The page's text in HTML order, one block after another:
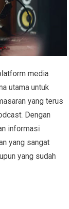
media
utama untuk
yang terus
Dengan
informasi
yang sangat
yang sudah